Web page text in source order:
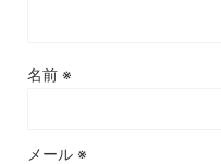
名前 ※
メール ※